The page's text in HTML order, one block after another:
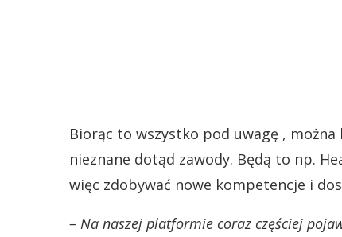
Biorąc to wszystko pod uwagę ,
nieznane dotąd zawody. Będą to np.
więc zdobywać nowe kompetencje i
– Na naszej platformie coraz częściej